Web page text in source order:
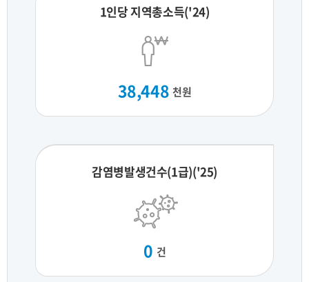
1인당 지역총소득('24)
38,448 천원
감염병발생건수(1급)('25)
0 건